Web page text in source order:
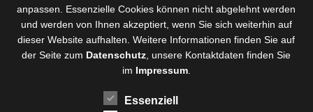
anpassen. Essenzielle Cookies können nicht abgelehnt werden
und werden von Ihnen akzeptiert, wenn Sie sich weiterhin auf
dieser Website aufhalten. Weitere Informationen finden Sie auf
der Seite zum Datenschutz , unsere Kontaktdaten finden Sie
im Impressum.
Essenziell